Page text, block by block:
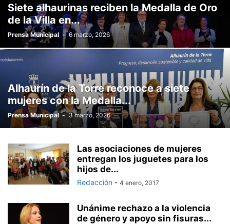
Siete alhaurinas reciben la Medalla de Oro
de la Villa en...
Prensa Municipal - 6 marzo, 2026
Alhaurín de la Torre reconoce a siete
mujeres con la Medalla...
Prensa Municipal - 3 marzo, 2026
Las asociaciones de mujeres
entregan los juguetes para los
hijos de...
Redacción - 4 enero, 2017
Unánime rechazo a la violencia
de género y apoyo sin fisuras...